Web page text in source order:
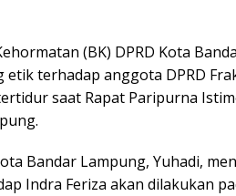
(BK) DPRD Kota
etik terhadap anggota DPRD
saat Rapat Paripurna
Bandar Lampung, Yuhadi,
Indra Feriza akan dilakukan